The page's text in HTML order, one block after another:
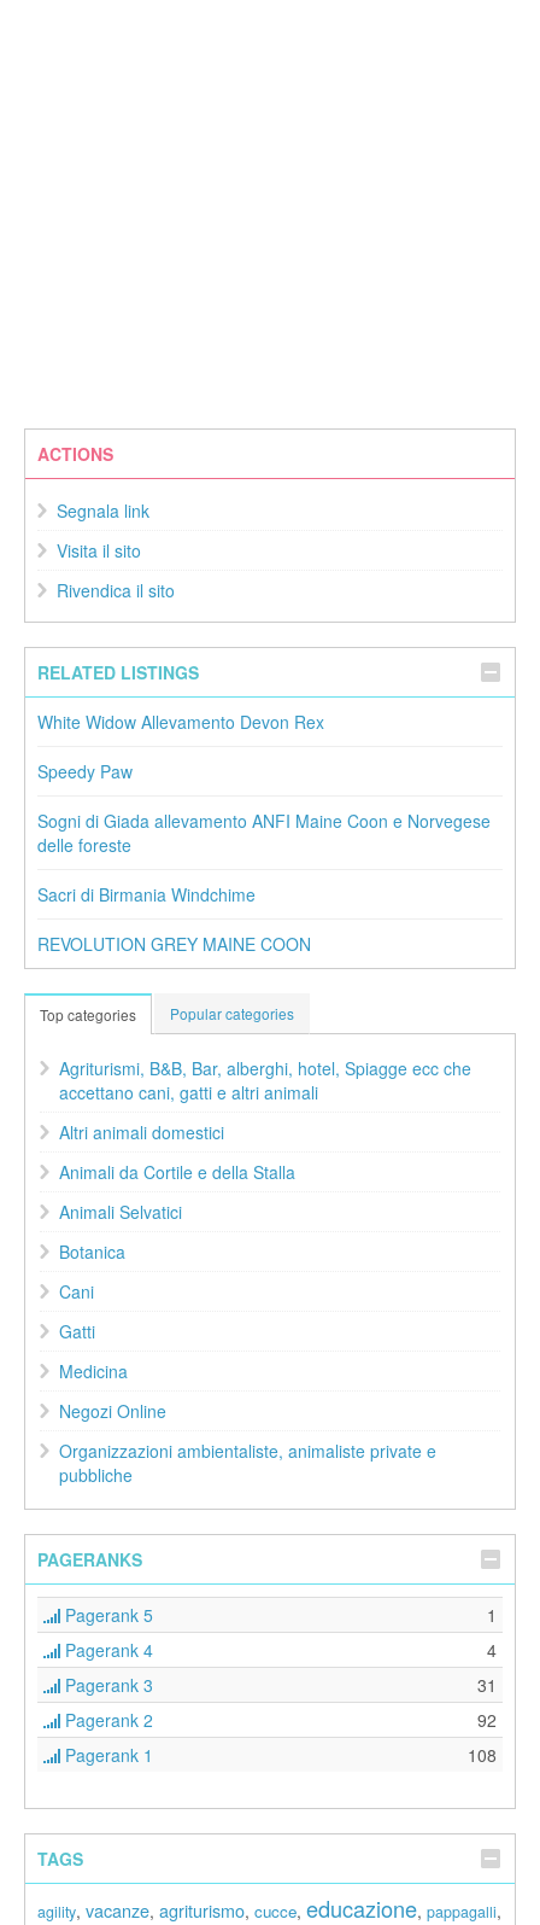
ACTIONS
Segnala link
Visita il sito
Rivendica il sito
RELATED LISTINGS
White Widow Allevamento Devon Rex
Speedy Paw
Sogni di Giada allevamento ANFI Maine Coon e Norvegese
delle foreste
Sacri di Birmania Windchime
REVOLUTION GREY MAINE COON
Top categories Popular categories
Agriturismi, B&B, Bar, alberghi, hotel, Spiagge ecc che
accettano cani, gatti e altri animali
Altri animali domestici
Animali da Cortile e della Stalla
Animali Selvatici
Botanica
Cani
Gatti
Medicina
Negozi Online
Organizzazioni ambientaliste, animaliste private e
pubbliche
PAGERANKS
Pagerank 5
1
Pagerank 4
4
Pagerank 3
31
Pagerank 2
92
Pagerank 1
108
TAGS
agility, vacanze, agriturismo, cucce, educazione, pappagalli,